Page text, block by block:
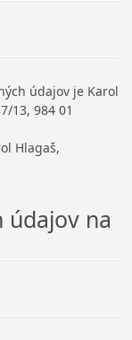
údajov je Karol
13, 984 01
Hlagaš,
údajov na